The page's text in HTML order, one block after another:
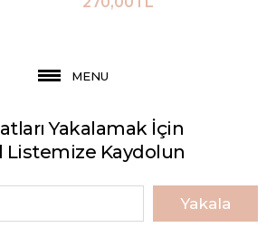
MENU
Yakalamak İçin
Listemize Kaydolun
Yakala